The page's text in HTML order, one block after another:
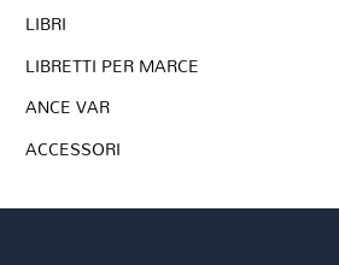
LIBRI
LIBRETTI PER MARCE
ANCE VAR
ACCESSORI